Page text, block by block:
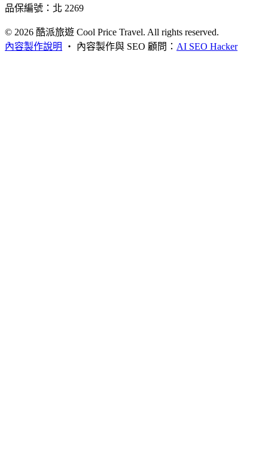
品保編號：北 2269
© 2026 酷派旅遊 Cool Price Travel. All rights reserved.
內容製作說明
・ 內容製作與 SEO 顧問： AI SEO Hacker